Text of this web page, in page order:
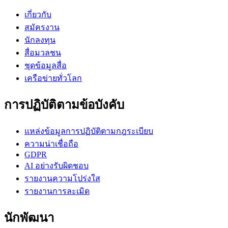
เกี่ยวกับ
สมัครงาน
นักลงทุน
สื่อมวลชน
ชุดข้อมูลสื่อ
เครือข่ายทั่วโลก
การปฏิบัติตามข้อบังคับ
แหล่งข้อมูลการปฏิบัติตามกฎระเบียบ
ความน่าเชื่อถือ
GDPR
AI อย่างรับผิดชอบ
รายงานความโปร่งใส
รายงานการละเมิด
นักพัฒนา